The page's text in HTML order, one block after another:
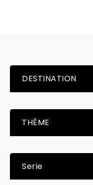
DESTINATION
THÉME
Serie